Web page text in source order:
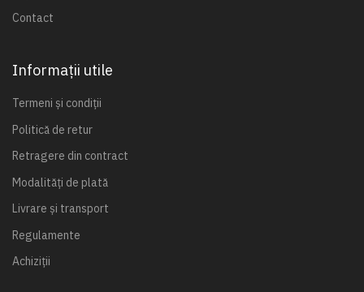
Contact
Informații utile
Termeni și condiții
Politică de retur
Retragere din contract
Modalități de plată
Livrare și transport
Regulamente
Achiziții